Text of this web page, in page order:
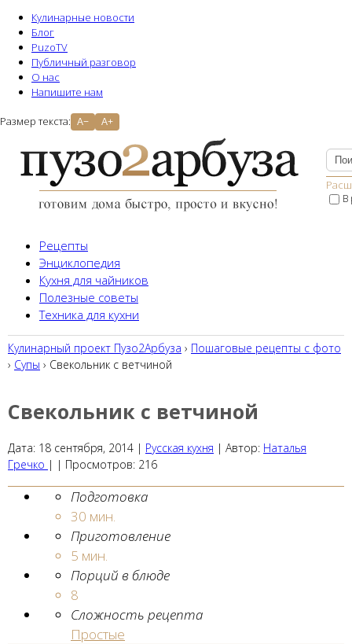
Кулинарные новости
Блог
PuzoTV
Публичный разговор
О нас
Напишите нам
Размер текста: A− A+
В
Рецепты
Энциклопедия
Кухня для чайников
Полезные советы
Техника для кухни
Кулинарный проект Пузо2Aрбуза › Пошаговые рецепты с фото
› Супы › Свекольник с ветчиной
Свекольник с ветчиной
Дата: 18 сентября, 2014 | Русская кухня | Автор: Наталья
Гречко | | Просмотров: 216
Подготовка
30 мин.
Приготовление
5 мин.
Порций в блюде
8
Сложность рецепта
Простые